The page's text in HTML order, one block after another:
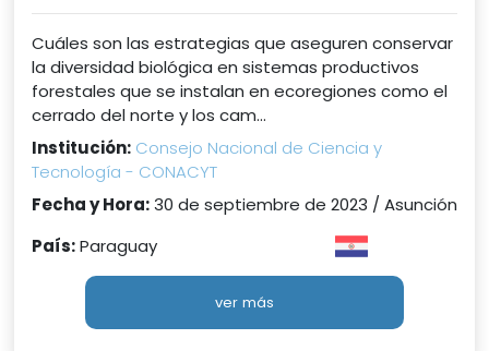
Cuáles son las estrategias que aseguren conservar
la diversidad biológica en sistemas productivos
forestales que se instalan en ecoregiones como el
cerrado del norte y los cam...
Institución: Consejo Nacional de Ciencia y
Tecnología - CONACYT
Fecha y Hora:30 de septiembre de 2023 / Asunción
País:Paraguay
ver más